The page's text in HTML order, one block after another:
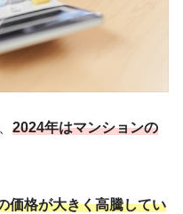
2024年はマンションの
価格が大きく高騰してい